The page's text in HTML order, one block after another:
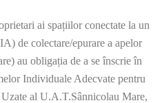
ai spațiilor conectate la un
de colectare/epurare a apelor
au obligația de a se înscrie în
Individuale Adecvate pentru
al U.A.T.Sânnicolau Mare,